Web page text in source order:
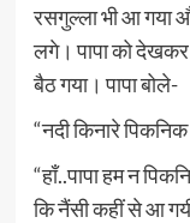
रसगुल्ला भी आ
लगे। पापा को
बैठ गया। पापा बोले-
“नदी किनारे
“हाँ..पापा हम न
कि नैंसी कहीं से आ